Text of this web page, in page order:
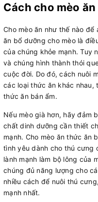
Cách cho mèo
Cho mèo ăn như thế nào
ăn bổ dưỡng cho mèo là
của chúng khỏe mạnh. Tuy
và chúng hình thành thói
cuộc đời. Do đó, cách nuôi
các loại thức ăn khác
thức ăn bán ẩm.
Nếu mèo già hơn, hãy đảm
chất dinh dưỡng cần thiết
mạnh. Cho mèo ăn thức ăn
tình yêu dành cho thú cưng
lành mạnh làm bộ lông của
chúng đủ năng lượng cho
nhiều cách để nuôi thú
mạnh nhất.